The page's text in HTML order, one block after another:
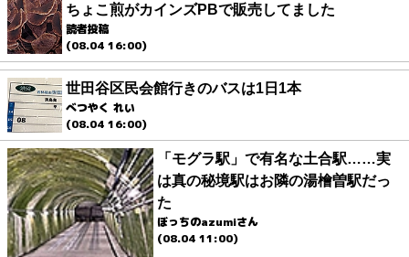
ちょこ煎がカインズPBで販売してました
読者投稿
(08.04 16:00)
世田谷区民会館行きのバスは1日1本
べつやく れい
(08.04 16:00)
「モグラ駅」で有名な土合駅……実
は真の秘境駅はお隣の湯檜曽駅だっ
た
ぼっちのazumiさん
(08.04 11:00)